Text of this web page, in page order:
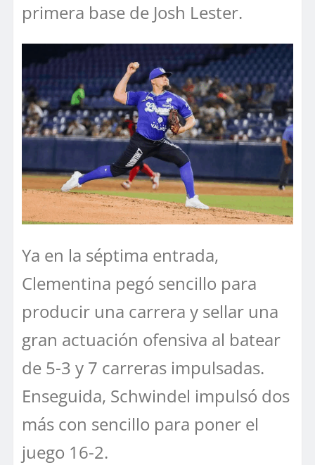
primera base de Josh Lester.
Ya en la séptima entrada,
Clementina pegó sencillo para
producir una carrera y sellar una
gran actuación ofensiva al batear
de 5-3 y 7 carreras impulsadas.
Enseguida, Schwindel impulsó dos
más con sencillo para poner el
juego 16-2.